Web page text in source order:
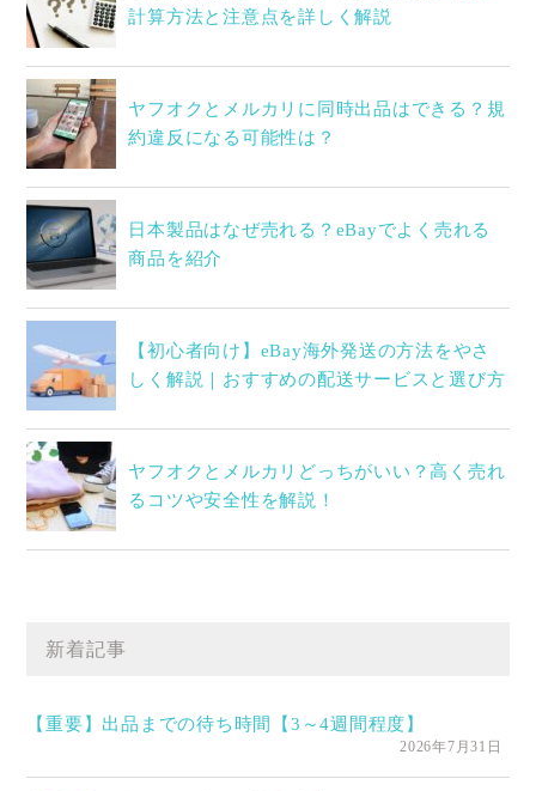
計算方法と注意点を詳しく解説
ヤフオクとメルカリに同時出品はできる？規
約違反になる可能性は？
日本製品はなぜ売れる？eBayでよく売れる
商品を紹介
【初心者向け】eBay海外発送の方法をやさ
しく解説｜おすすめの配送サービスと選び方
ヤフオクとメルカリどっちがいい？高く売れ
るコツや安全性を解説！
新着記事
【重要】出品までの待ち時間【3～4週間程度】
2026年7月31日